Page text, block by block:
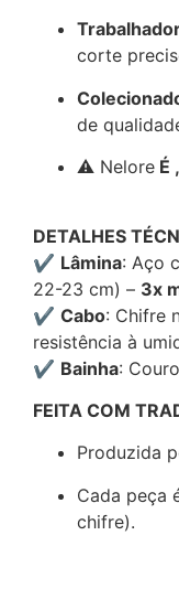
corte
de
⚠️ Nelore É
DETALHES
✔ Lâmina: Aço
22-23 cm) – 3x
✔ Cabo: Chifre
resistência à
✔ Bainha:
FEITA COM
Produzida
Cada peça
chifre).